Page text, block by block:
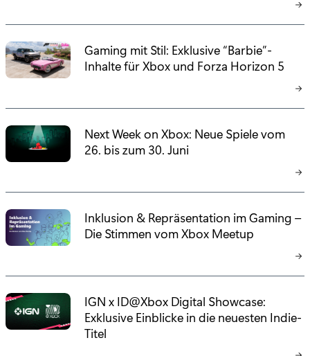
Gaming mit Stil: Exklusive “Barbie”-
Inhalte für Xbox und Forza Horizon 5
Next Week on Xbox: Neue Spiele vom
26. bis zum 30. Juni
Inklusion & Repräsentation im Gaming –
Die Stimmen vom Xbox Meetup
IGN x ID@Xbox Digital Showcase:
Exklusive Einblicke in die neuesten Indie-
Titel